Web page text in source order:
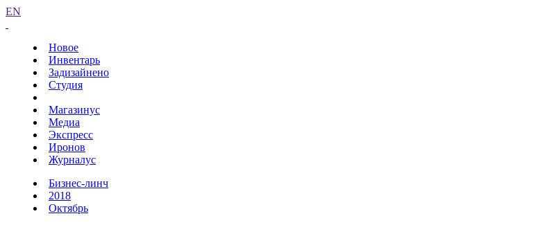
EN
Новое
Инвентарь
Задизайнено
Студия
Магазинус
Медиа
Экспресс
Иронов
Журналус
Бизнес-линч
2018
Октябрь